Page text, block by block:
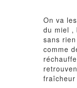
On va
du miel ,
sans
comme
fraîcheur